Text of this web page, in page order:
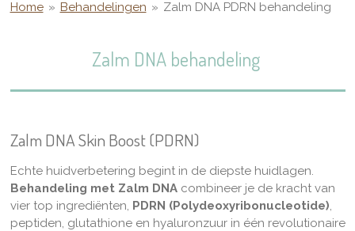
Home » Behandelingen » Zalm DNA PDRN behandeling
Zalm DNA behandeling
Zalm DNA Skin Boost (PDRN)
Echte huidverbetering begint in de diepste huidlagen.
Behandeling met Zalm DNAcombineer je de kracht van
vier top ingrediënten, PDRN (Polydeoxyribonucleotide),
peptiden, glutathione en hyaluronzuur in één revolutionaire